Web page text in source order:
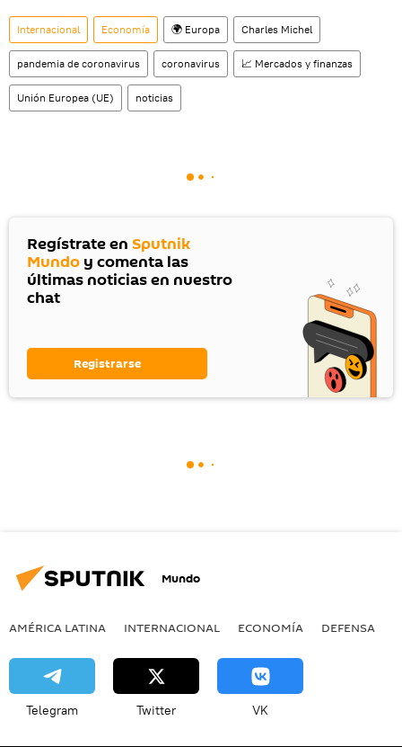
Internacional Economía 🌍 Europa Charles Michel
pandemia de coronavirus coronavirus 📈 Mercados y finanzas
Unión Europea (UE) noticias
Regístrate en Sputnik
Mundo y comenta las
últimas noticias en nuestro
chat
Registrarse
Mundo
AMÉRICA LATINA INTERNACIONAL ECONOMÍA DEFENSA
Telegram Twitter VK